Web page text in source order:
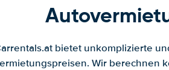
bietet unkomplizierte
Wir berechnen